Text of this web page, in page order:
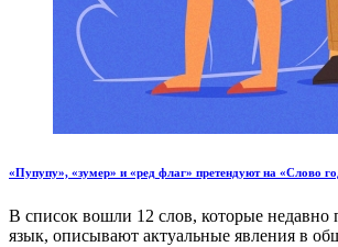
«Пупупу», «зумер» и «ред флаг» претендуют на «Слово
В список вошли 12 слов, которые недавно
язык, описывают актуальные явления в